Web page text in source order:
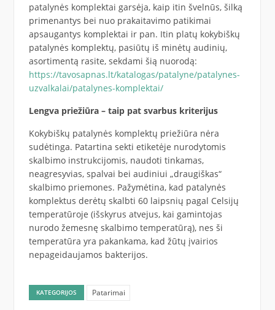
patalynės komplektai garsėja, kaip itin švelnūs, šilką
primenantys bei nuo prakaitavimo patikimai
apsaugantys komplektai ir pan. Itin platų kokybiškų
patalynės komplektų, pasiūtų iš minėtų audinių,
asortimentą rasite, sekdami šią nuorodą:
https://tavosapnas.lt/katalogas/patalyne/patalynes-
uzvalkalai/patalynes-komplektai/
Lengva priežiūra – taip pat svarbus kriterijus
Kokybiškų patalynės komplektų priežiūra nėra
sudėtinga. Patartina sekti etiketėje nurodytomis
skalbimo instrukcijomis, naudoti tinkamas,
neagresyvias, spalvai bei audiniui „draugiškas“
skalbimo priemones. Pažymėtina, kad patalynės
komplektus derėtų skalbti 60 laipsnių pagal Celsijų
temperatūroje (išskyrus atvejus, kai gamintojas
nurodo žemesnę skalbimo temperatūrą), nes ši
temperatūra yra pakankama, kad žūtų įvairios
nepageidaujamos bakterijos.
KATEGORIJOS Patarimai